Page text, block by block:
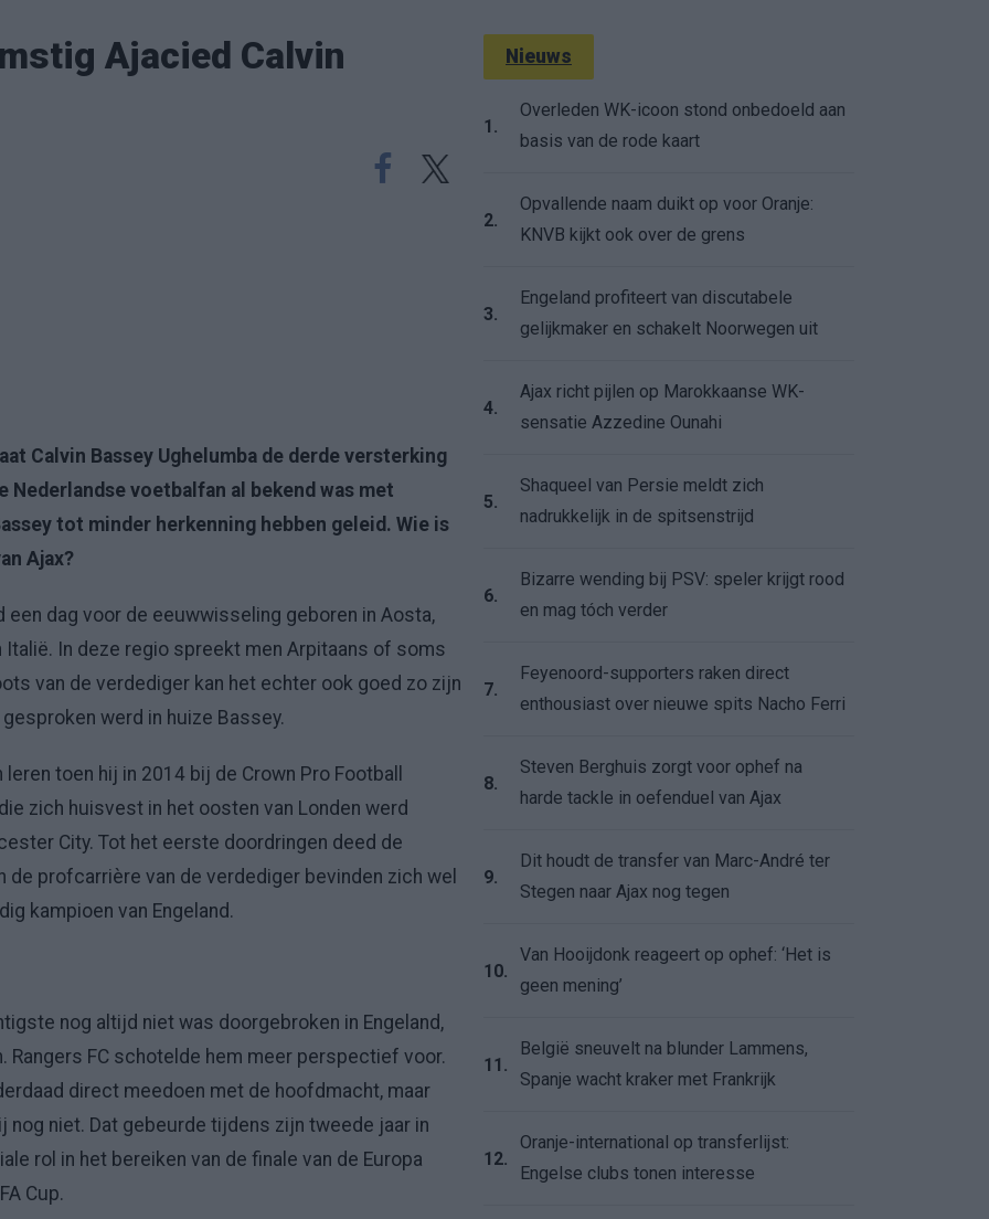
Ajacied Calvin
Calvin Bassey Ughelumba de derde versterking
Nederlandse voetbalfan al bekend was met
tot minder herkenning hebben geleid. Wie is
Ajax?
een dag voor de eeuwwisseling geboren in Aosta,
In deze regio spreekt men Arpitaans of soms
van de verdediger kan het echter ook goed zo zijn
werd in huize Bassey.
toen hij in 2014 bij de Crown Pro Football
zich huisvest in het oosten van Londen werd
City. Tot het eerste doordringen deed de
de profcarrière van de verdediger bevinden zich wel
kampioen van Engeland.
nog altijd niet was doorgebroken in Engeland,
Rangers FC schotelde hem meer perspectief voor.
direct meedoen met de hoofdmacht, maar
niet. Dat gebeurde tijdens zijn tweede jaar in
rol in het bereiken van de finale van de Europa
Cup.
Nieuws
1.
Overleden WK-icoon stond onbedoeld aan
basis van de rode kaart
2.
Opvallende naam duikt op voor Oranje:
KNVB kijkt ook over de grens
3.
Engeland profiteert van discutabele
gelijkmaker en schakelt Noorwegen uit
4.
Ajax richt pijlen op Marokkaanse WK-
sensatie Azzedine Ounahi
5.
Shaqueel van Persie meldt zich
nadrukkelijk in de spitsenstrijd
6.
Bizarre wending bij PSV: speler krijgt rood
en mag tóch verder
7.
Feyenoord-supporters raken direct
enthousiast over nieuwe spits Nacho Ferri
8.
Steven Berghuis zorgt voor ophef na
harde tackle in oefenduel van Ajax
9.
Dit houdt de transfer van Marc-André ter
Stegen naar Ajax nog tegen
10.
Van Hooijdonk reageert op ophef: ‘Het is
geen mening’
11.
België sneuvelt na blunder Lammens,
Spanje wacht kraker met Frankrijk
12.
Oranje-international op transferlijst:
Engelse clubs tonen interesse